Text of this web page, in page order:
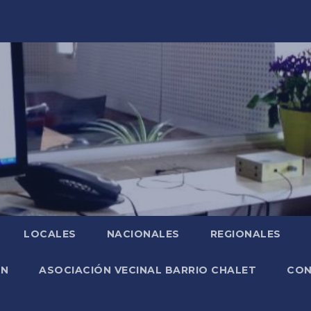
LOCALES NACIONALES REGIONALES
ASOCIACIÓN VECINAL BARRIO CHALET